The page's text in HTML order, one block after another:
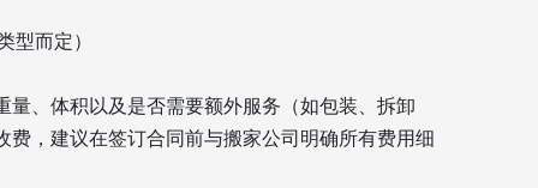
型而定）
量、体积以及是否需要额外服务（如包装、拆卸
费，建议在签订合同前与搬家公司明确所有费用细